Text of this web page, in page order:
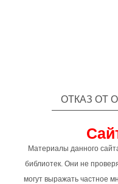
ОТКАЗ ОТ
Материалы данного
библиотек. Они не
могут выражать частное